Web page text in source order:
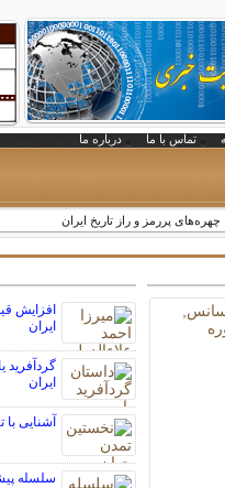
تماس با ما درباره ما
پررمز و راز تاریخ ایران
افزایش
ایران
گردآفرید
ایران
آشنایی
سلسله